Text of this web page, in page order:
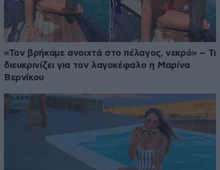
«Τον βρήκαμε ανοιχτά στο πέλαγος, νεκρό» – Τι
διευκρινίζει για τον λαγοκέφαλο η Μαρίνα
Βερνίκου